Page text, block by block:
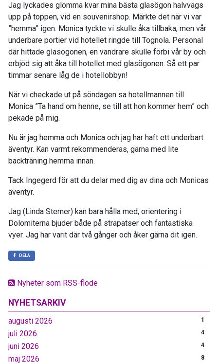
Nyheter som RSS-flöde
NYHETSARKIV
augusti 2026 1
juli 2026 4
juni 2026 4
maj 2026 8
Jag lyckades glömma kvar mina bästa glasögon halvvägs
upp på toppen, vid en souvenirshop. Märkte det när vi var
”hemma” igen. Monica tyckte vi skulle åka tillbaka, men vår
underbare portier vid hotellet ringde till Tognola. Personal
där hittade glasögonen, en vandrare skulle förbi vår by och
erbjöd sig att åka till hotellet med glasögonen. Så ett par
timmar senare låg de i hotellobbyn!
När vi checkade ut på söndagen sa hotellmannen till
Monica ”Ta hand om henne, se till att hon kommer hem” och
pekade på mig.
Nu är jag hemma och Monica och jag har haft ett underbart
äventyr. Kan varmt rekommenderas, gärna med lite
backträning hemma innan.
Tack Ingegerd för att du delar med dig av dina och Monicas
äventyr.
Jag (Linda Sterner) kan bara hålla med, orientering i
Dolomiterna bjuder både på strapatser och fantastiska
vyer. Jag har varit där två gånger och åker gärna dit igen.
DELA